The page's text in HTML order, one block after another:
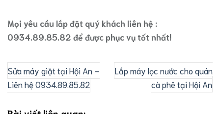
Mọi yêu cầu lắp đặt quý khách liên hệ :
0934.89.85.82 để được phục vụ tốt nhất!
Sửa máy giặt tại Hội An –
Liên hệ 0934.89.85.82
Lắp máy lọc nước cho quán
cà phê tại Hội An